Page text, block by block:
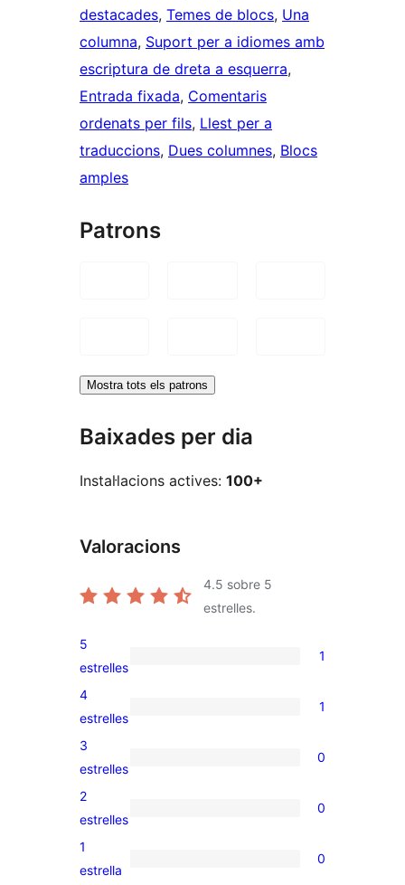
destacades, Temes de blocs, Una
columna, Suport per a idiomes amb
escriptura de dreta a esquerra
Entrada fixada, Comentaris
ordenats per fils, Llest per a
traduccions, Dues columnes, Blocs
amples
Patrons
Mostra tots els patrons
Baixades per dia
Instal·lacions actives: 100+
Valoracions
4.5 sobre 5
estrelles.
1
valoració
de
5
estrelles
5
estrelles
1
1
valoració
de
4
estrelles
4
estrelles
1
0
valoracions
de
3
estrelles
3
estrelles
0
0
valoracions
de
2
estrelles
0
0
1
estrella
0